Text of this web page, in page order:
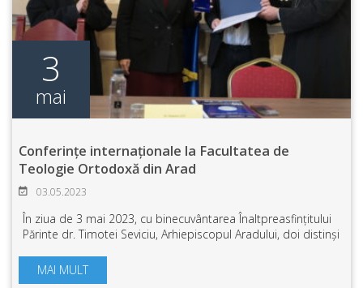
3
mai
Conferințe internaționale la Facultatea de
Teologie Ortodoxă din Arad
03.05.2023
În ziua de 3 mai 2023, cu binecuvântarea Înaltpreasfințitului
Părinte dr. Timotei Seviciu, Arhiepiscopul Aradului, doi distinși
de l...
MAI MULT